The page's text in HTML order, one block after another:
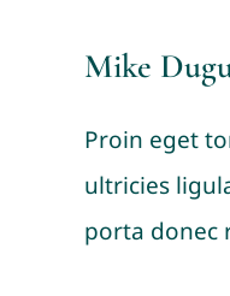
Mike
Proin eget
ultricies
porta donec